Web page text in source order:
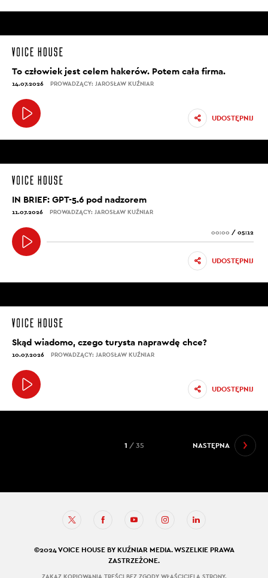
To człowiek jest celem hakerów. Potem cała firma.
14.07.2026 PROWADZĄCY: JAROSŁAW KUŹNIAR
UDOSTĘPNIJ
IN BRIEF: GPT-5.6 pod nadzorem
11.07.2026 PROWADZĄCY: JAROSŁAW KUŹNIAR
00:00 / 05:12
UDOSTĘPNIJ
Skąd wiadomo, czego turysta naprawdę chce?
10.07.2026 PROWADZĄCY: JAROSŁAW KUŹNIAR
UDOSTĘPNIJ
NASTĘPNA
1 / 35
©2024 VOICE HOUSE BY KUŹNIAR MEDIA. WSZELKIE PRAWA
ZASTRZEŻONE.
ZAKAZ KOPIOWANIA TREŚCI BEZ ZGODY WŁAŚCICIELA STRONY.